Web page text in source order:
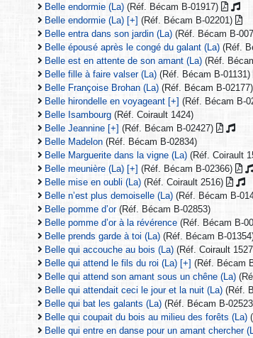
Belle endormie (La) (Réf. Bécam B-01917)
Belle endormie (La) [+] (Réf. Bécam B-02201)
Belle entra dans son jardin (La) (Réf. Bécam B-
Belle épousé après le congé du galant (La) (Réf.
Belle est en attente de son amant (La) (Réf.
Belle fille à faire valser (La) (Réf. Bécam B-01131)
Belle Françoise Brohan (La) (Réf. Bécam B-02177)
Belle hirondelle en voyageant [+] (Réf. Bécam B-
Belle Isambourg (Réf. Coirault 1424)
Belle Jeannine [+] (Réf. Bécam B-02427)
Belle Madelon (Réf. Bécam B-02834)
Belle Marguerite dans la vigne (La) (Réf. Coirault
Belle meunière (La) [+] (Réf. Bécam B-02366)
Belle mise en oubli (La) (Réf. Coirault 2516)
Belle n’est plus demoiselle (La) (Réf. Bécam B-
Belle pomme d’or(Réf. Bécam B-02853)
Belle pomme d’or à la révérence (Réf. Bécam B-
Belle prends garde à toi (La) (Réf. Bécam B-
Belle qui accouche au bois (La) (Réf. Coirault
Belle qui attend le fils du roi (La) [+] (Réf. Bécam
Belle qui attend son amant sous un chêne (La)
Belle qui attendait ceci le jour et la nuit (La) (Réf.
Belle qui bat les galants (La) (Réf. Bécam B-
Belle qui coupait du bois au milieu des forêts (La)
Belle qui entre en danse pour un amant chercher